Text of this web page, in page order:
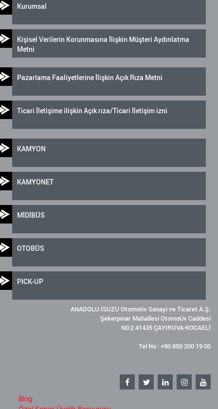
Kurumsal
Kişisel Verilerin Korunmasına İlişkin Müşteri Aydınlatma
Metni
Pazarlama Faaliyetlerine İlişkin Açık Rıza Metni
Ticari İletişime ilişkin Açık rıza/Ticari İletişim izni
KAMYON
KAMYONET
MİDİBÜS
OTOBÜS
PICK-UP
ANADOLU ISUZU Otomotiv Sanayi ve Ticaret A.Ş.
Şekerpınar Mahallesi Otomotiv Caddesi
N0:2 41435 ÇAYIROVA-KOCAELİ
Tel No : +90 850 200 19 00
Blog